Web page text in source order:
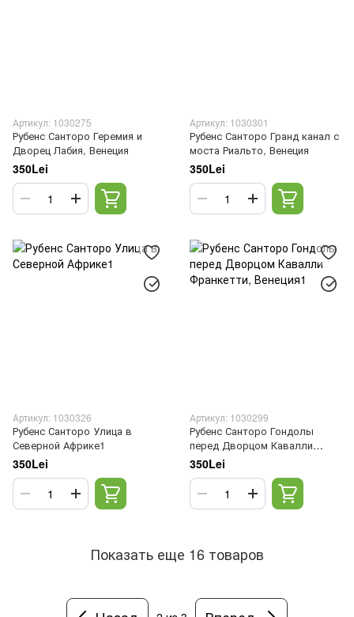
Артикул: 1030275
Рубенс Санторо Геремия и
Дворец Лабия, Венеция
350Lei
Артикул: 1030301
Рубенс Санторо Гранд канал с
моста Риальто, Венеция
350Lei
Артикул: 1030326
Рубенс Санторо Улица в
Северной Африке1
350Lei
Артикул: 1030299
Рубенс Санторо Гондолы
перед Дворцом Кавалли
Франкетти, Венеция1
350Lei
Показать еще 16 товаров